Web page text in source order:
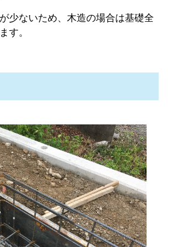
少ないため、木造の場合は基礎全
す。